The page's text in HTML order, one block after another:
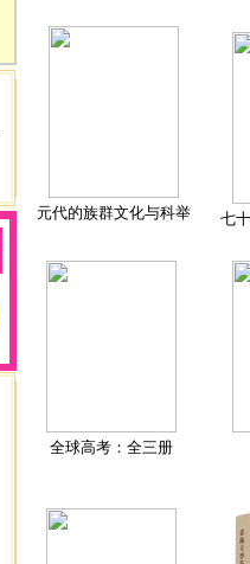
元代的族群文化与科举 七
全球高考：全三册